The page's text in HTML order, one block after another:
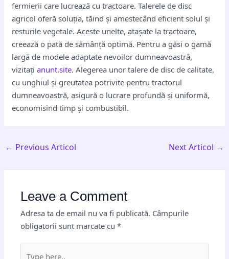
fermierii care lucrează cu tractoare. Talerele de disc
agricol oferă soluția, tăind și amestecând eficient solul și
resturile vegetale. Aceste unelte, atașate la tractoare,
creează o pată de sămânță optimă. Pentru a găsi o gamă
largă de modele adaptate nevoilor dumneavoastră,
vizitațianunt.site. Alegerea unor talere de disc de calitate,
cu unghiul și greutatea potrivite pentru tractorul
dumneavoastră, asigură o lucrare profundă și uniformă,
economisind timp și combustibil.
← Previous Articol Next Articol →
Leave a Comment
Adresa ta de email nu va fi publicată. Câmpurile
obligatorii sunt marcate cu*